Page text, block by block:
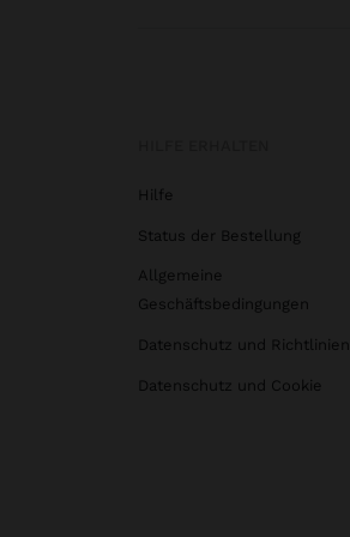
Hilfe
Status der Bestellung
Allgemeine
Geschäftsbedingungen
Datenschutz und Richtlinien
Datenschutz und Cookie